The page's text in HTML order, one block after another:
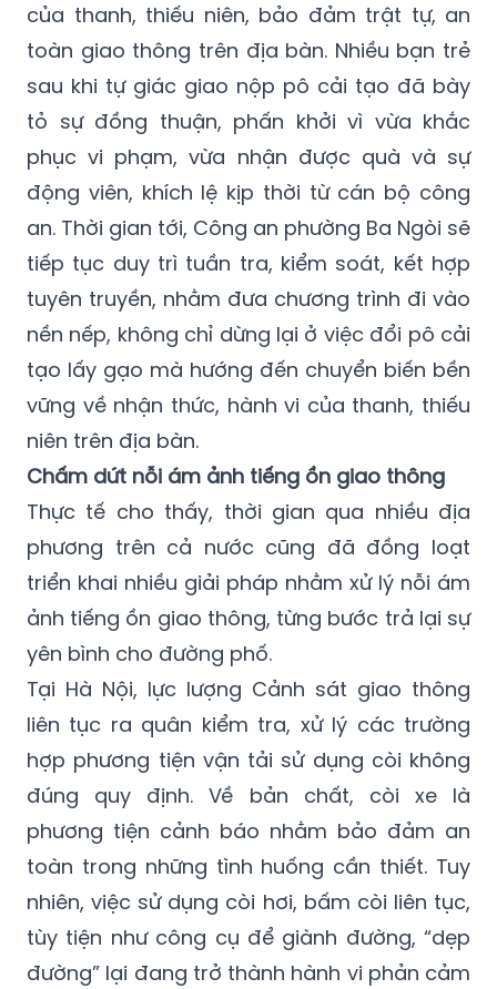
của thanh, thiếu niên, bảo đảm trật tự, an
toàn giao thông trên địa bàn. Nhiều bạn trẻ
sau khi tự giác giao nộp pô cải tạo đã bày
tỏ sự đồng thuận, phấn khởi vì vừa khắc
phục vi phạm, vừa nhận được quà và sự
động viên, khích lệ kịp thời từ cán bộ công
an. Thời gian tới, Công an phường Ba Ngòi sẽ
tiếp tục duy trì tuần tra, kiểm soát, kết hợp
tuyên truyền, nhằm đưa chương trình đi vào
nền nếp, không chỉ dừng lại ở việc đổi pô cải
tạo lấy gạo mà hướng đến chuyển biến bền
vững về nhận thức, hành vi của thanh, thiếu
niên trên địa bàn.
Chấm dứt nỗi ám ảnh tiếng ồn giao thông
Thực tế cho thấy, thời gian qua nhiều địa
phương trên cả nước cũng đã đồng loạt
triển khai nhiều giải pháp nhằm xử lý nỗi ám
ảnh tiếng ồn giao thông, từng bước trả lại sự
yên bình cho đường phố.
Tại Hà Nội, lực lượng Cảnh sát giao thông
liên tục ra quân kiểm tra, xử lý các trường
hợp phương tiện vận tải sử dụng còi không
đúng quy định. Về bản chất, còi xe là
phương tiện cảnh báo nhằm bảo đảm an
toàn trong những tình huống cần thiết. Tuy
nhiên, việc sử dụng còi hơi, bấm còi liên tục,
tùy tiện như công cụ để giành đường, “dẹp
đường” lại đang trở thành hành vi phản cảm